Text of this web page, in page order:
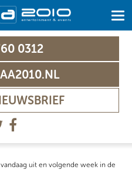
0312
uit en volgende week in de